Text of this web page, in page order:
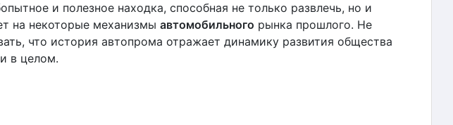
и полезное находка, способная не только развлечь, но и
на некоторые механизмы автомобильного рынка прошлого. Не
что история автопрома отражает динамику развития общества
в целом.